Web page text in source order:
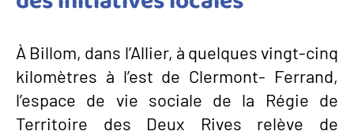
À Billom, dans l’Allier, à quelques vingt-cinq
kilomètres à l’est de Clermont- Ferrand,
l’espace de vie sociale de la Régie de
Territoire des Deux Rives relève de